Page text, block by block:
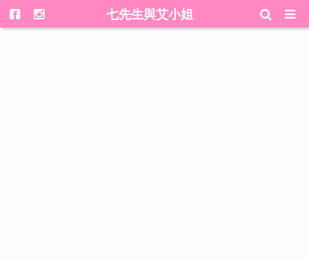
七先生與艾小姐